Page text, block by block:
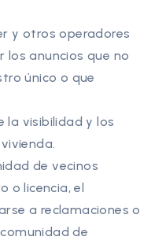
y otros operadores
los anuncios que no
único o que
la visibilidad y los
de vecinos
o licencia, el
a reclamaciones o
de